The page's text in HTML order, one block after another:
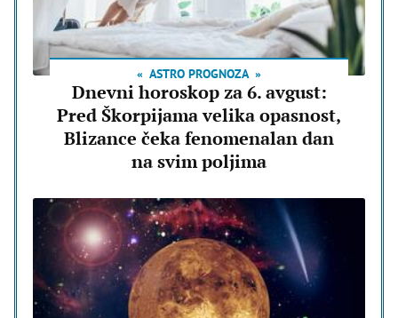
ASTRO PROGNOZA
Dnevni horoskop za 6. avgust:
Pred Škorpijama velika opasnost,
Blizance čeka fenomenalan dan
na svim poljima